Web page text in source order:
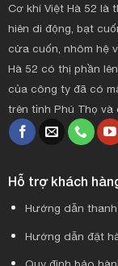
Cơ khí Việt Hà 52 là
hiên di động, bạt
cửa cuốn, nhôm hệ
Hà 52 có thị phần
của công ty đã có
trên tỉnh Phú Thọ và
Hỗ trợ khách
Hướng dẫn
Hướng dẫn đặt